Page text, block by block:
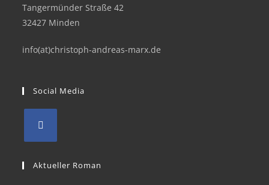
Tangermünder Straße 42
32427 Minden
info(at)christoph-andreas-marx.de
Social Media
Aktueller Roman